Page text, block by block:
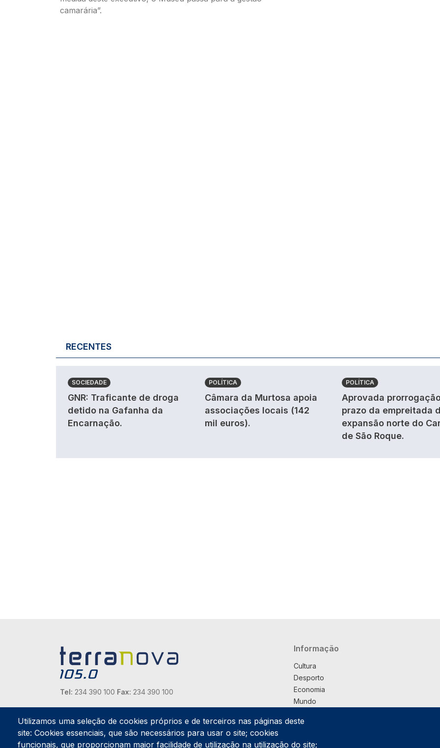
camarária”.
RECENTES
SOCIEDADE
GNR: Traficante de droga
detido na Gafanha da
Encarnação.
POLÍTICA
Câmara da Murtosa apoia
associações locais (142
mil euros).
POLÍTICA
Aprovada
prazo da empreitada
expansão norte do
de São Roque.
Tel: 234 390 100 Fax: 234 390 100
Endereço Postal
Apartado 42
Rua Gil Eanes 31
3834-908 Gafanha da Nazaré
Navegação principal
Informação
Cultura
Desporto
Economia
Mundo
País
Utilizamos uma seleção de cookies próprios e de terceiros nas páginas deste
site: Cookies essenciais, que são necessários para usar o site; cookies
funcionais, que proporcionam maior facilidade de utilização na utilização do site;